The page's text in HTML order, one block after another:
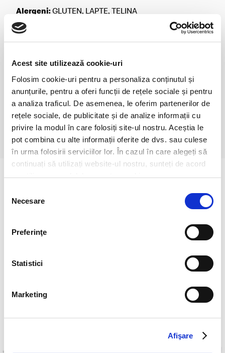
Acest site utilizează cookie-uri
Folosim cookie-uri pentru a personaliza conținutul și
anunțurile, pentru a oferi funcții de rețele sociale și pentru
a analiza traficul. De asemenea, le oferim partenerilor de
rețele sociale, de publicitate și de analize informații cu
privire la modul în care folosiți site-ul nostru. Aceștia le
pot combina cu alte informații oferite de dvs. sau culese
în urma folosirii serviciilor lor. În cazul în care alegeți să
continuați să utilizați website-ul nostru, sunteți de acord
cu utilizarea modulelor noastre cookie.
consimțământului
Necesare
Preferinţe
Statistici
Marketing
Afişare
Alergeni:GLUTEN, LAPTE, TELINA
Poate contine urme de:
SOIA, OUA, SEMINTE DE
SUSAN, SULFITI, MUSTAR
din care Acizi grasi saturati (g)
Glucide (g)27
din care Zaharuri (g) 1.0
Fibre (g) 1.0
Proteine (g)10
Sare (g)1.5
Meniu Quarter
Pounder®